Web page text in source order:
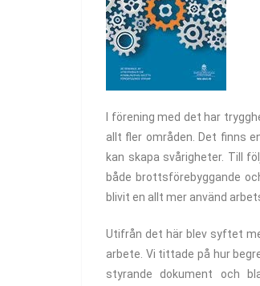
I förening med det har
allt fler områden. Det finns
kan skapa svårigheter. Till
både brottsförebyggande
blivit en allt mer använd
Utifrån det här blev syftet
arbete. Vi tittade på hur
styrande dokument och